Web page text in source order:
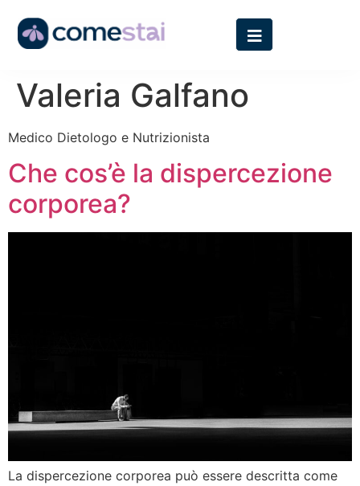
Autore:
Dott.ssa
Valeria Galfano
Medico Dietologo e Nutrizionista
Che cos’è la dispercezione
corporea?
La dispercezione corporea può essere descritta come